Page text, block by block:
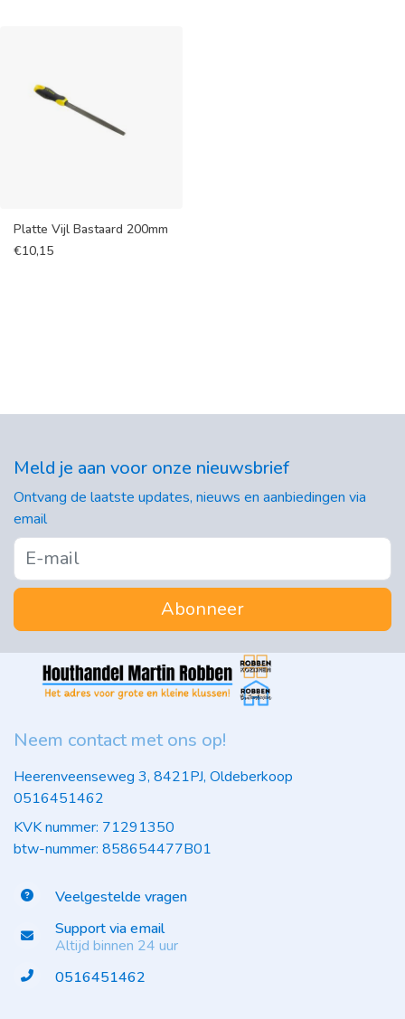
Platte Vijl Bastaard 200mm
€10,15
Meld je aan voor onze nieuwsbrief
Ontvang de laatste updates, nieuws en aanbiedingen via
email
Abonneer
Neem contact met ons op!
Heerenveenseweg 3, 8421PJ, Oldeberkoop
0516451462
KVK nummer: 71291350
btw-nummer: 858654477B01
Veelgestelde vragen
Support via email
Altijd binnen 24 uur
0516451462